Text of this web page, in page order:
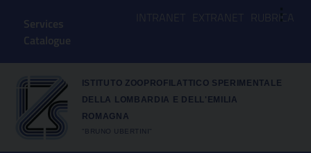
⋮
Services
Catalogue
INTRANET EXTRANET RUBRICA
ISTITUTO ZOOPROFILATTICO SPERIMENTALE
DELLA LOMBARDIA E DELL'EMILIA
ROMAGNA
"BRUNO UBERTINI"